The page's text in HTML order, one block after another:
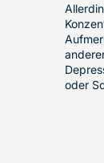
oder